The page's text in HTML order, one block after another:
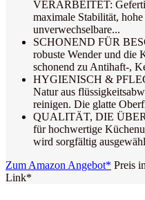
VERARBEITET:
maximale Stabilität,
unverwechselbare...
SCHONEND FÜR
robuste Wender und die
schonend zu Antihaft-,
HYGIENISCH &
Natur aus
reinigen. Die glatte
QUALITÄT, DIE
für hochwertige
wird sorgfältig
Zum Amazon Angebot* Preis
Link*